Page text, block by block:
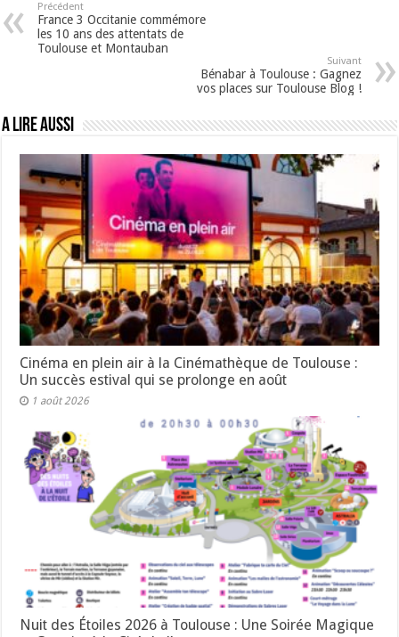
Précédent
France 3 Occitanie commémore
les 10 ans des attentats de
Toulouse et Montauban
Suivant
Bénabar à Toulouse : Gagnez
vos places sur Toulouse Blog !
A lire aussi
Cinéma en plein air à la Cinémathèque de Toulouse :
Un succès estival qui se prolonge en août
1 août 2026
Nuit des Étoiles 2026 à Toulouse : Une Soirée Magique